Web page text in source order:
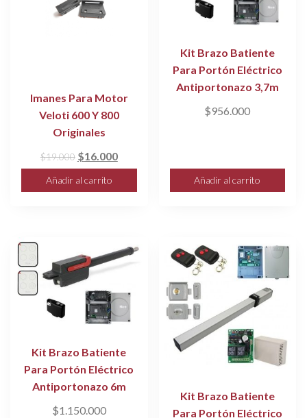
Imanes Para Motor
Veloti 600 Y 800
Originales
$19.000 El
precio
original
$16.000El
precio
actual
Añadir al carrito
Kit Brazo Batiente
Para Portón Eléctrico
Antiportonazo 3,7m
$956.000
Añadir al carrito
Kit Brazo Batiente
Para Portón Eléctrico
Antiportonazo 6m
$1.150.000
Kit Brazo Batiente
Para Portón Eléctrico